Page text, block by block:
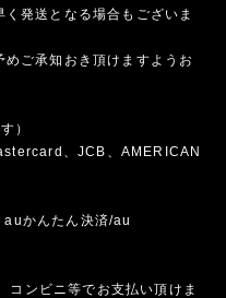
発送となる場合もございま
ご承知おき頂けますようお
）
、JCB、AMERICAN
auかんたん決済/au
コンビニ等でお支払い頂けま